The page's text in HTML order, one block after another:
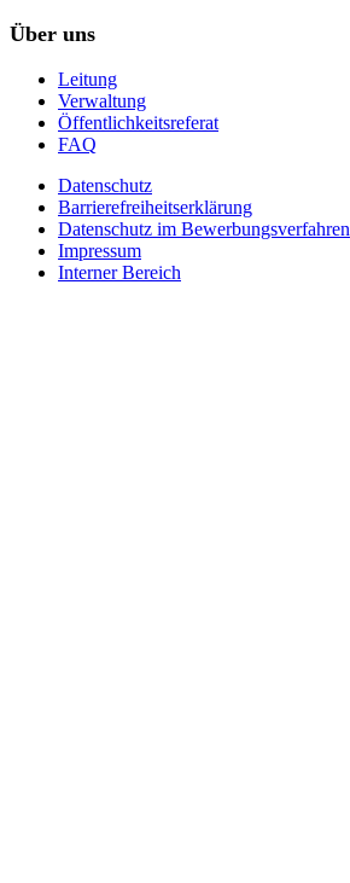
Über uns
Leitung
Verwaltung
Öffentlichkeitsreferat
FAQ
Datenschutz
Barrierefreiheitserklärung
Datenschutz im Bewerbungsverfahren
Impressum
Interner Bereich